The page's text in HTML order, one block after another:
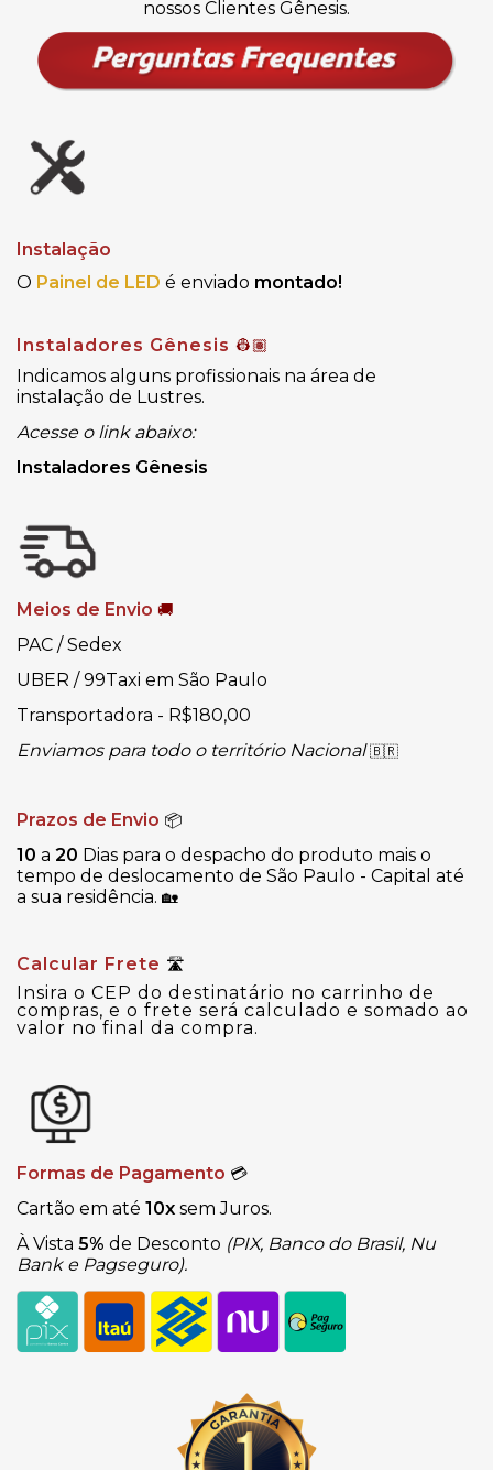
nossos Clientes Gênesis.
Instalação
O Painel de LED é enviado montado!
Instaladores Gênesis 👷🏽
Indicamos alguns profissionais na área de
instalação de Lustres.
Acesse o link abaixo:
Instaladores Gênesis
Meios de Envio 🚚
PAC / Sedex
UBER / 99Taxi em São Paulo
Transportadora - R$180,00
Enviamos para todo o território Nacional🇧🇷
Prazos de Envio 📦
10 a 20 Dias para o despacho do produto mais o
tempo de deslocamento de São Paulo - Capital até
a sua residência. 🏡
Calcular Frete 🛣
Insira o CEP do destinatário no carrinho de
compras, e o frete será calculado e somado ao
valor no final da compra.
Formas de Pagamento 💳
Cartão em até 10x sem Juros.
À Vista 5% de Desconto (PIX, Banco do Brasil, Nu
Bank e Pagseguro).